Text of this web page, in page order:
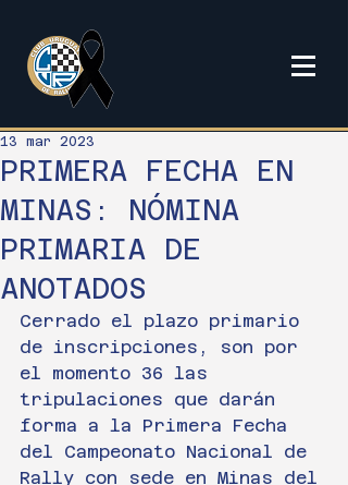
PRIMERA FECHA EN
MINAS: NÓMINA
PRIMARIA DE
ANOTADOS
13 mar 2023
Cerrado el plazo primario
de inscripciones, son por
el momento 36 las
tripulaciones que darán
forma a la Primera Fecha
del Campeonato Nacional de
Rally con sede en Minas del